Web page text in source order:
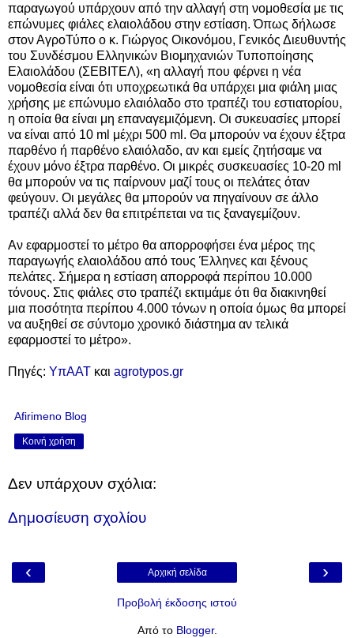
παραγωγού υπάρχουν από την αλλαγή στη νομοθεσία με τις
επώνυμες φιάλες ελαιολάδου στην εστίαση. Όπως δήλωσε
στον ΑγροΤύπο ο κ. Γιώργος Οικονόμου, Γενικός Διευθυντής
του Συνδέσμου Ελληνικών Βιομηχανιών Τυποποίησης
Ελαιολάδου (ΣΕΒΙΤΕΛ), «η αλλαγή που φέρνει η νέα
νομοθεσία είναι ότι υποχρεωτικά θα υπάρχει μια φιάλη μιας
χρήσης με επώνυμο ελαιόλαδο στο τραπέζι του εστιατορίου,
η οποία θα είναι μη επαναγεμιζόμενη. Οι συκευασίες μπορεί
να είναι από 10 ml μέχρι 500 ml. Θα μπορούν να έχουν έξτρα
παρθένο ή παρθένο ελαιόλαδο, αν και εμείς ζητήσαμε να
έχουν μόνο έξτρα παρθένο. Οι μικρές συσκευασίες 10-20 ml
θα μπορούν να τις παίρνουν μαζί τους οι πελάτες όταν
φεύγουν. Οι μεγάλες θα μπορούν να πηγαίνουν σε άλλο
τραπέζι αλλά δεν θα επιτρέπεται να τις ξαναγεμίζουν.
Αν εφαρμοστεί το μέτρο θα απορροφήσει ένα μέρος της
παραγωγής ελαιολάδου από τους Έλληνες και ξένους
πελάτες. Σήμερα η εστίαση απορροφά περίπου 10.000
τόνους. Στις φιάλες στο τραπέζι εκτιμάμε ότι θα διακινηθεί
μια ποσότητα περίπου 4.000 τόνων η οποία όμως θα μπορεί
να αυξηθεί σε σύντομο χρονικό διάστημα αν τελικά
εφαρμοστεί το μέτρο».
Πηγές: ΥπΑΑΤ και agrotypos.gr
Afirimeno Blog
Κοινή χρήση
Δεν υπάρχουν σχόλια:
Δημοσίευση σχολίου
‹ ›
Αρχική σελίδα
Προβολή έκδοσης ιστού
Από το Blogger.